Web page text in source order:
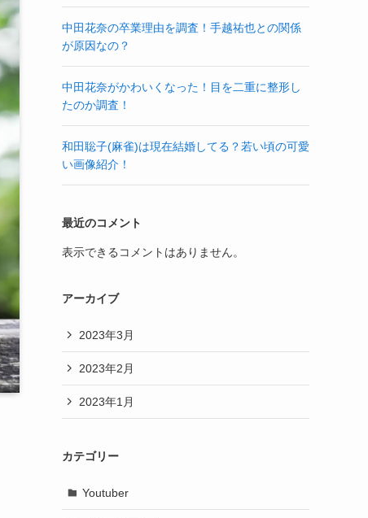
中田花奈の卒業理由を調査！手越祐也との関係
が原因なの？
中田花奈がかわいくなった！目を二重に整形し
たのか調査！
和田聡子(麻雀)は現在結婚してる？若い頃の可愛
い画像紹介！
最近のコメント
表示できるコメントはありません。
アーカイブ
2023年3月
2023年2月
2023年1月
カテゴリー
Youtuber